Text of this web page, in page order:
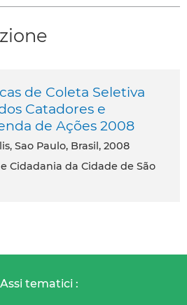
de Coleta Seletiva
Catadores e
de Ações 2008
Sao Paulo, Brasil, 2008
Cidadania da Cidade de São
Assi tematici :